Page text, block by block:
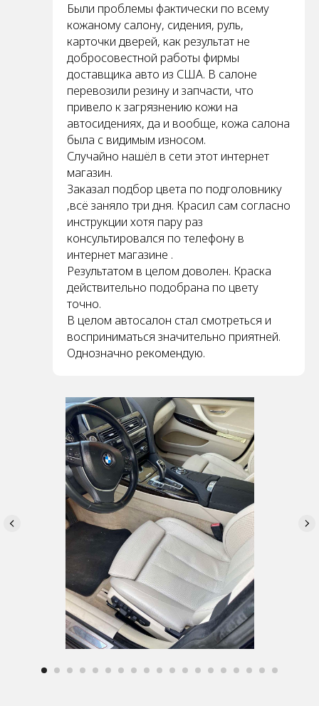
Были проблемы фактически по всему
кожаному салону, сидения, руль,
карточки дверей, как результат не
добросовестной работы фирмы
доставщика авто из США. В салоне
перевозили резину и запчасти, что
привело к загрязнению кожи на
автосидениях, да и вообще, кожа салона
была с видимым износом.
Случайно нашёл в сети этот интернет
магазин.
Заказал подбор цвета по подголовнику
,всё заняло три дня. Красил сам согласно
инструкции хотя пару раз
консультировался по телефону в
интернет магазине .
Результатом в целом доволен. Краска
действительно подобрана по цвету
точно.
В целом автосалон стал смотреться и
восприниматься значительно приятней.
Однозначно рекомендую.